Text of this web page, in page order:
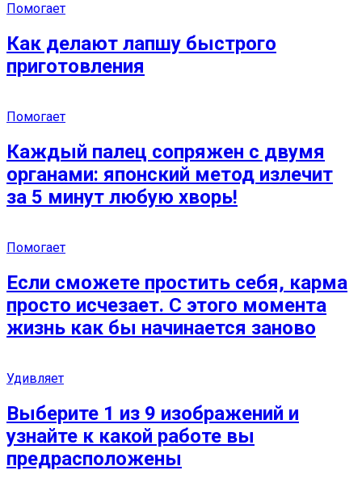
Помогает
Как делают лапшу быстрого
приготовления
Помогает
Каждый палец сопряжен с двумя
органами: японский метод излечит
за 5 минут любую хворь!
Помогает
Если сможете простить себя, карма
просто исчезает. С этого момента
жизнь как бы начинается заново
Удивляет
Выберите 1 из 9 изображений и
узнайте к какой работе вы
предрасположены